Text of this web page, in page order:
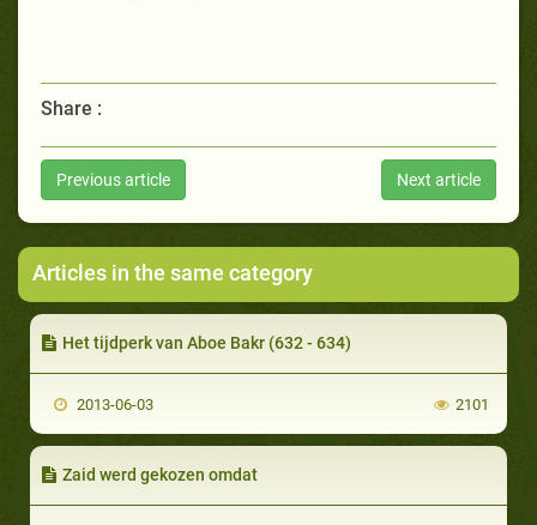
Share :
Previous article Next article
Articles in the same category
Het tijdperk van Aboe Bakr (632 - 634)
2013-06-03 2101
Zaid werd gekozen omdat